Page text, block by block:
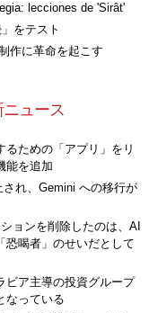
lecciones de 'Sirât'
をテスト
作に革命を起こす
ュース
ための「アプリ」をリ
能を追加
れ、Gemini への移行が
ョンを削除したのは、AI
恐喝者」のせいだとして
ビア主導の投資グループ
なっている